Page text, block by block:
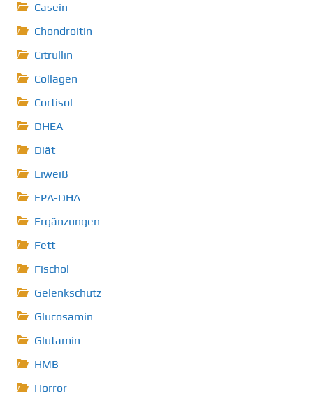
Casein
Chondroitin
Citrullin
Collagen
Cortisol
DHEA
Diät
Eiweiß
EPA-DHA
Ergänzungen
Fett
Fischol
Gelenkschutz
Glucosamin
Glutamin
HMB
Horror